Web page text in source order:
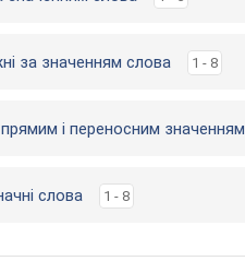
за значенням слова 1 - 8
і переносним значенням
слова 1 - 8